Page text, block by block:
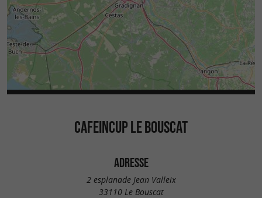
CAFEINCUP LE BOUSCAT
ADRESSE
2 esplanade Jean Valleix
33110 Le Bouscat